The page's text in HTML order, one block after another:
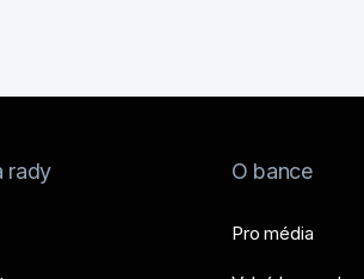
rady O bance
Pro média